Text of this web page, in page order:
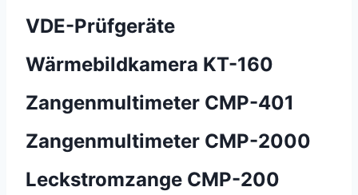
VDE-Prüfgeräte
Wärmebildkamera KT-160
Zangenmultimeter CMP-401
Zangenmultimeter CMP-2000
Leckstromzange CMP-200